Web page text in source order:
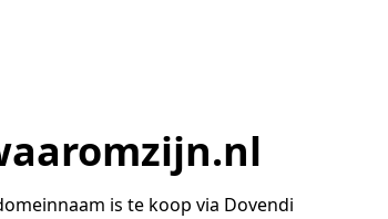
is te koop via Dovendi